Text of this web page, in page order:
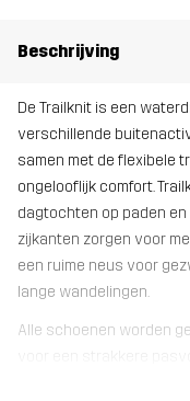
Beschrijving
De Trailknit is een
verschillende
samen met de flexibele
ongelooflijk comfort.
dagtochten op paden en
zijkanten zorgen voor
een ruime neus voor
lange wandelingen.
Alle schoenen worden
voor een strakkere